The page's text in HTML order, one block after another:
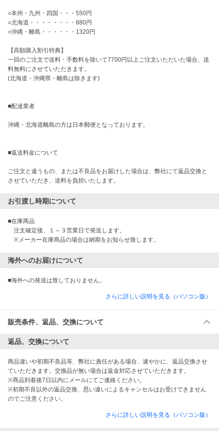
○本州・九州・四国・・・550円
○北海道・・・・・・・・880円
○沖縄・離島・・・・・・1320円
【高額購入割引特典】
一回のご注文で送料・手数料を除いて7700円以上ご注文いただいた場合、送
料無料にさせていただきます。
(北海道・沖縄県・離島は除きます)
■配達業者
沖縄・北海道離島の方は日本郵便となっております。
■返送料金について
ご注文と違うもの、または不良品をお届けした場合は、弊社にて返品交換と
させていただき、送料を負担いたします。
お引渡し時期について
■在庫商品
注文確定後、１～３営業日で発送します。
※メーカー在庫商品の場合は納期をお知らせ致します。
海外へのお届けについて
■海外への発送は致しておりません。
さらに詳しい説明を見る（パソコン版）
販売条件、返品、交換について
返品、交換について
商品違いや初期不良品等、弊社に責任がある場合、速やかに、返品交換させ
ていただきます。交換品が無い場合は返金対応させていただきます。
※商品到着後7日以内にメールにてご連絡ください。
※初期不良以外の返品交換、思い違いによるキャンセルはお受けできません
のでご注意ください。
さらに詳しい説明を見る（パソコン版）